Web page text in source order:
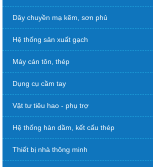
Dây chuyền mạ kẽm, sơn phủ
Hệ thống sản xuất gạch
Máy cán tôn, thép
Dụng cụ cầm tay
Vật tư tiêu hao - phụ trợ
Hệ thống hàn dầm, kết cấu thép
Thiết bị nhà thông minh